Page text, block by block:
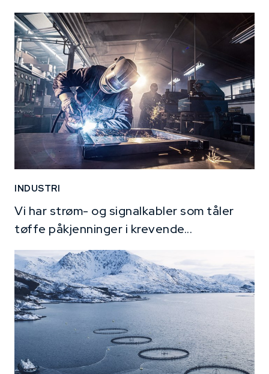
INDUSTRI
Vi har strøm- og signalkabler som tåler
tøffe påkjenninger i krevende...